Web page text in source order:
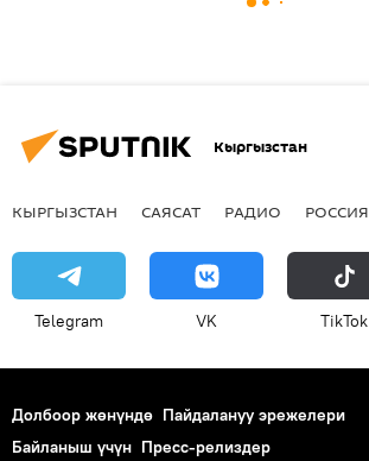
Кыргызстан
КЫРГЫЗСТАН САЯСАТ РАДИО РОССИЯ
Telegram VK ТikТоk
Долбоор жөнүндө Пайдалануу эрежелери
Байланыш үчүн Пресс-релиздер